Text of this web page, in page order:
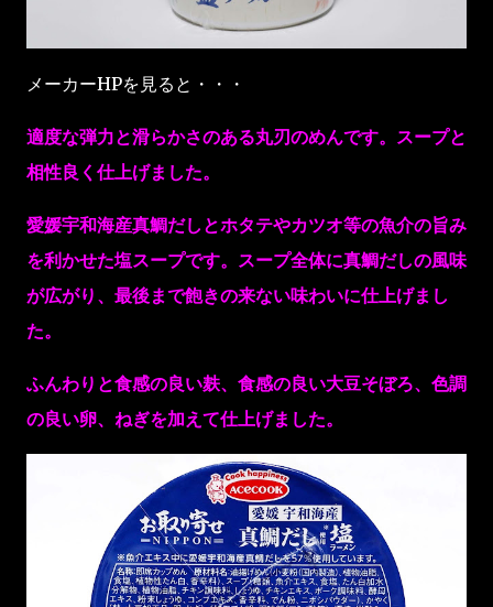
メーカーHPを見ると・・・
適度な弾力と滑らかさのある丸刃のめんです。スープと
相性良く仕上げました。
愛媛宇和海産真鯛だしとホタテやカツオ等の魚介の旨み
を利かせた塩スープです。スープ全体に真鯛だしの風味
が広がり、最後まで飽きの来ない味わいに仕上げまし
た。
ふんわりと食感の良い麸、食感の良い大豆そぼろ、色調
の良い卵、ねぎを加えて仕上げました。